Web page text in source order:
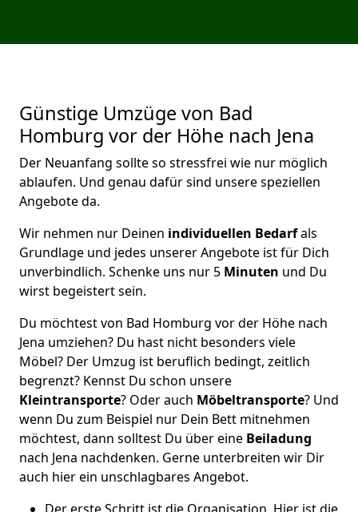
Günstige Umzüge von Bad
Homburg vor der Höhe nach Jena
Der Neuanfang sollte so stressfrei wie nur möglich
ablaufen. Und genau dafür sind unsere speziellen
Angebote da.
Wir nehmen nur Deinen individuellen Bedarfals
Grundlage und jedes unserer Angebote ist für Dich
unverbindlich. Schenke uns nur 5 Minuten und Du
wirst begeistert sein.
Du möchtest von Bad Homburg vor der Höhe nach
Jena umziehen? Du hast nicht besonders viele
Möbel? Der Umzug ist beruflich bedingt, zeitlich
begrenzt? Kennst Du schon unsere
Kleintransporte? Oder auch Möbeltransporte? Und
wenn Du zum Beispiel nur Dein Bett mitnehmen
möchtest, dann solltest Du über eine Beiladung
nach Jena nachdenken. Gerne unterbreiten wir Dir
auch hier ein unschlagbares Angebot.